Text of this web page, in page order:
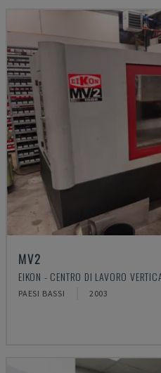
MV2
EIKON - CENTRO DI LAVORO
PAESI BASSI 2003